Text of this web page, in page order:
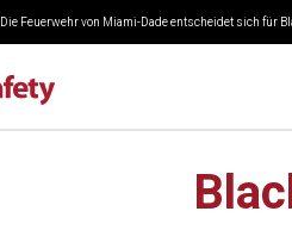
Die Feuerwehr von Miami-Dade entscheidet sich für